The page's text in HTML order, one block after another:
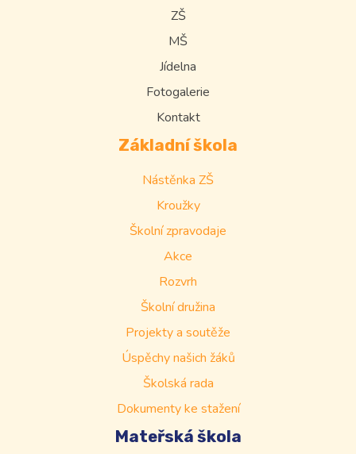
ZŠ
MŠ
Jídelna
Fotogalerie
Kontakt
Základní škola
Nástěnka ZŠ
Kroužky
Školní zpravodaje
Akce
Rozvrh
Školní družina
Projekty a soutěže
Úspěchy našich žáků
Školská rada
Dokumenty ke stažení
Mateřská škola